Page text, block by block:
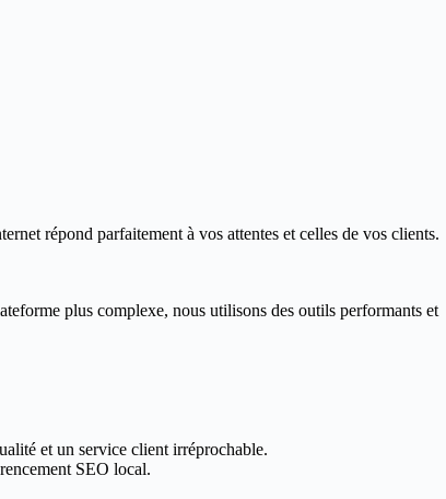
répond parfaitement à vos attentes et celles de vos clients.
plus complexe, nous utilisons des outils performants et
et un service client irréprochable.
SEO local.